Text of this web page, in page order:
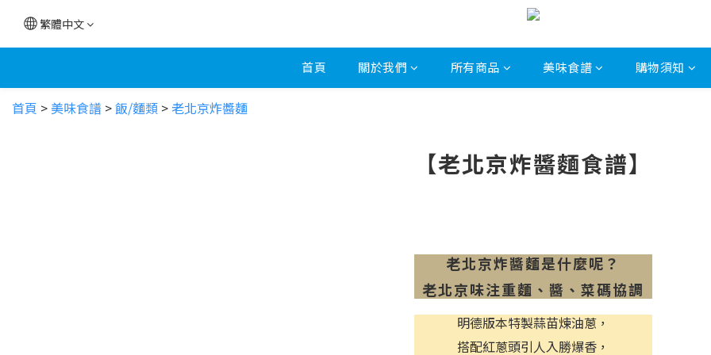
繁體中文
首頁 關於我們 所有商品 美味食譜 購物須知
首頁 > 美味食譜 >飯/麵類 > 老北京炸醬麵
【老北京炸醬麵食譜】
老北京炸醬麵是什麼呢？
老北京味注重麵、醬、菜碼協調
明德版本特製蒜苗煉油蔥，
搭配紅蔥頭引人入勝爆香，